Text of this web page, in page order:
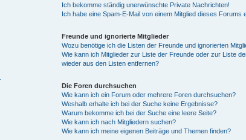
Ich bekomme ständig unerwünschte Private Nachrichten!
Ich habe eine Spam-E-Mail von einem Mitglied dieses Forums
Freunde und ignorierte Mitglieder
Wozu benötige ich die Listen der Freunde und ignorierten
Wie kann ich Mitglieder zur Liste der Freunde oder zur Liste
wieder aus den Listen entfernen?
Die Foren durchsuchen
Wie kann ich ein Forum oder mehrere Foren durchsuchen?
Weshalb erhalte ich bei der Suche keine Ergebnisse?
Warum bekomme ich bei der Suche eine leere Seite?
Wie kann ich nach Mitgliedern suchen?
Wie kann ich meine eigenen Beiträge und Themen finden?